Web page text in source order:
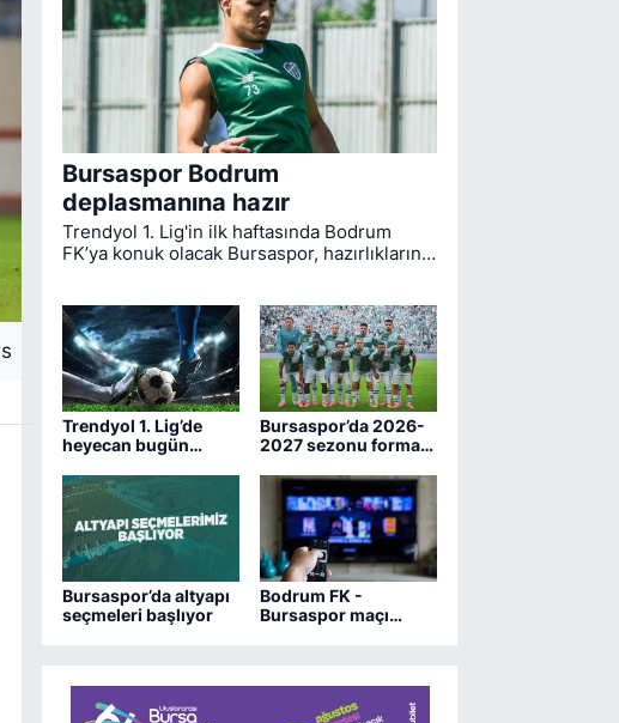
Bursaspor Bodrum
deplasmanına hazır
Trendyol 1. Lig'in ilk haftasında Bodrum
FK’ya konuk olacak Bursaspor, hazırlıklarını
mücadelesini hakem Yiğit Arslan yönetecek.
Trendyol 1. Lig’de
heyecan bugün
Bursaspor’da 2026-
2027 sezonu forma
Bursaspor’da altyapı
seçmeleri başlıyor
Bodrum FK -
Bursaspor maçı